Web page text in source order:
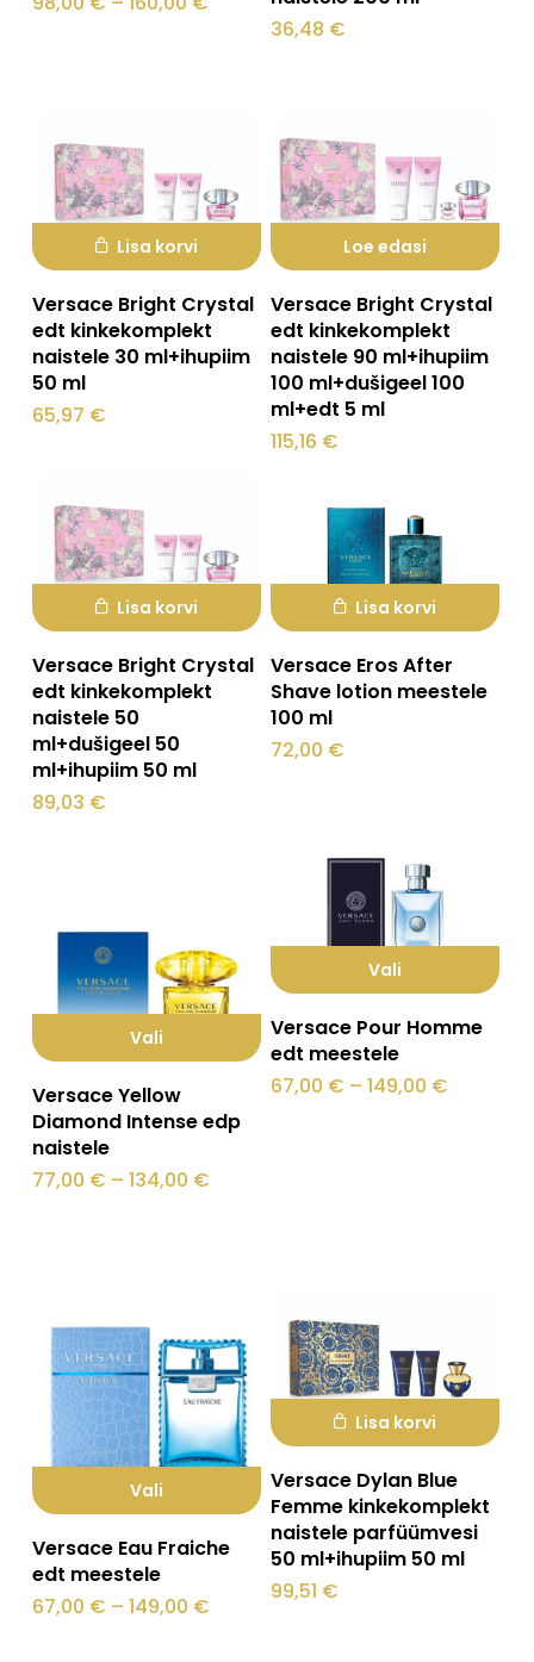
Ostukorvis ei ole tooteid.
Mine poodi
saab
teha
tootelehel.
98,00 €36,48 €
Lisa korvi
Versace Bright Crystal
edt kinkekomplekt
naistele 30 ml+ihupiim
50 ml
65,97 €
Loe edasi
Versace Bright Crystal
edt kinkekomplekt
naistele 90 ml+ihupiim
100 ml+dušigeel 100
ml+edt 5 ml
115,16 €
Lisa korvi
Versace Bright Crystal
edt kinkekomplekt
naistele 50
ml+dušigeel 50
ml+ihupiim 50 ml
89,03 €
Lisa korvi
Versace Eros After
Shave lotion meestele
100 ml
72,00 €
Vali
tootel
on
mitu
teha
tootelehel.
Versace Yellow
Diamond Intense edp
naistele
77,00 € – 134,00 €Hinnavahemik:
Vali
tootel
on
Versace Pour Homme
edt meestele
67,00 € – 149,00 €
Vali
tootel
on
Versace Eau Fraiche
edt meestele
67,00 € – 149,00 €Hinnavahemik:
Lisa korvi
Versace Dylan Blue
Femme kinkekomplekt
naistele parfüümvesi
50 ml+ihupiim 50 ml
99,51 €